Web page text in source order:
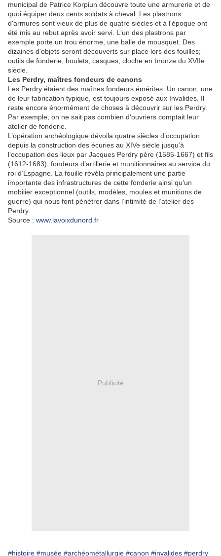
municipal de Patrice Korpiun découvre toute une armurerie et de
quoi équiper deux cents soldats à cheval. Les plastrons
d'armures sont vieux de plus de quatre siècles et à l'époque ont
été mis au rebut après avoir servi. L'un des plastrons par
exemple porte un trou énorme, une balle de mousquet. Des
dizaines d'objets seront découverts sur place lors des fouilles;
outils de fonderie, boulets, casques, cloche en bronze du XVIIe
siècle.
Les Perdry, maîtres fondeurs de canons
Les Perdry étaient des maîtres fondeurs émérites. Un canon, une
de leur fabrication typique, est toujours exposé aux Invalides. Il
reste encore énormément de choses à découvrir sur les Perdry.
Par exemple, on ne sait pas combien d'ouvriers comptait leur
atelier de fonderie.
L’opération archéologique dévoila quatre siècles d’occupation
depuis la construction des écuries au XIVe siècle jusqu’à
l’occupation des lieux par Jacques Perdry père (1585-1667) et fils
(1612-1683), fondeurs d’artillerie et munitionnaires au service du
roi d’Espagne. La fouille révéla principalement une partie
importante des infrastructures de cette fonderie ainsi qu’un
mobilier exceptionnel (outils, modèles, moules et munitions de
guerre) qui nous font pénétrer dans l’intimité de l’atelier des
Perdry.
Source : www.lavoixdunord.fr
Publicité
#histoire #musée #archéométallurgie #canon #invalides #perdry